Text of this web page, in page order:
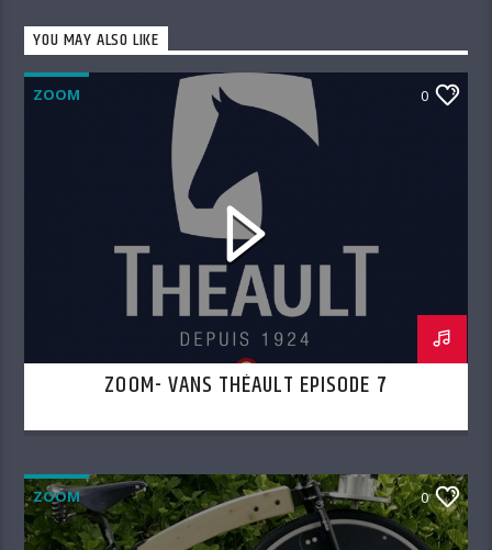
YOU MAY ALSO LIKE
ZOOM 0
ZOOM- VANS THÉAULT EPISODE 7
ZOOM 0